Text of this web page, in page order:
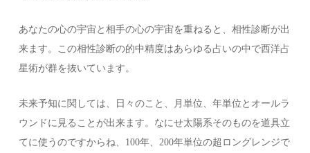
あなたの心の宇宙と相手の心の宇宙を重ねると、相性診断が出
来ます。この相性診断の的中精度はあらゆる占いの中で西洋占
星術が群を抜いています。
未来予知に関しては、日々のこと、月単位、年単位とオールラ
ウンドに見ることが出来ます。なにせ太陽系そのものを道具立
てに使うのですからね、100年、200年単位の超ロングレンジで